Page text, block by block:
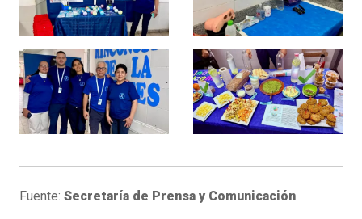
Fuente: Secretaría de Prensa y Comunicación